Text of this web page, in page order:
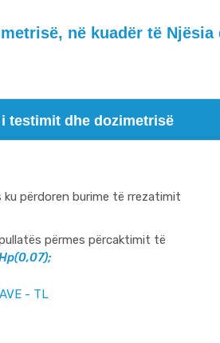
në kuadër të
testimit dhe dozimetrisë
ku përdoren burime të rrezatimit
përmes përcaktimit të
- TL